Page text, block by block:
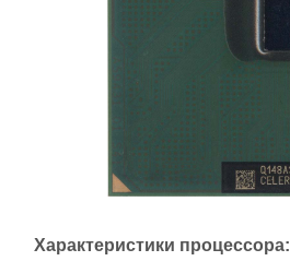
Характеристики процессора: